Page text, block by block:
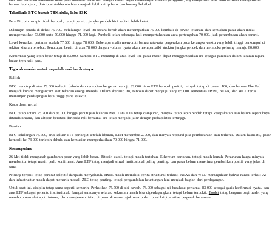
bahasa lebih jauh, distribusi stablecoin bisa menjadi lebih mirip bank dan kurang fleksibel.
Teknikal: BTC butuh 78K dulu, lalu 83K
Peta Bitcoin hampir tidak berubah, tetapi pemicu jangka pendek kini sedikit lebih ketat.
Dukungan berada di dekat 75.700. Kehilangan level itu secara bersih akan menempatkan 75.000 kembali di bawah tekanan, dan kemudian pasar akan mulai
memperhatikan 73.000 serta 70.000 hingga 71.000 lagi. Pembeli telah beberapa kali mempertahankan area pertengahan 70.000, jadi penembusan akan berarti.
Level kenaikan pertama adalah 77.500 hingga 78.000. Beberapa analis menyoroti bahwa rata-rata pergerakan pada kerangka waktu yang lebih tinggi berkumpul di
sekitar kisaran tersebut. Penutupan bersih di atas 78.000 dengan volume nyata akan memperbaiki struktur jangka pendek dan membuka peluang menuju 80.000.
Konfirmasi yang lebih besar tetap di 83.000. Sampai BTC menutup di atas level itu, pasar masih dapat menggambarkan ini sebagai pantulan dalam kisaran rapuh,
bukan tren naik baru.
Tiga skenario untuk sepuluh sesi berikutnya
Bullish
BTC menutup di atas 78.000 terlebih dahulu dan kemudian bergerak menuju 83.000. Arus ETF berubah positif, minyak tetap di bawah 100, dan bahasa The Fed
menjadi kurang mengancam saat tekanan energi mereda. Dalam skenario itu, Bitcoin dapat menguji ulang 85.000, sementara HYPE, NEAR, dan WLD terus
memimpin perdagangan beta tinggi yang selektif.
Kasus dasar netral
BTC tetap antara 75.700 dan 83.000 hingga penutupan bulanan Mei. Data ETF tetap campuran, minyak tetap lebih rendah tetapi kesepakatan Iran belum sepenuhnya
ditandatangani, dan altcoin berotasi daripada reli bersama. Ini tetap menjadi jalur dengan probabilitas tertinggi.
Bearish
BTC kehilangan 75.700, arus keluar ETF berlanjut setelah liburan, ETH menembus 2.000, dan minyak rebound jika pembicaraan Iran terhenti. Dalam kasus itu, pasar
kembali ke 73.000 terlebih dahulu dan kemudian memperhatikan 70.000 hingga 71.000.
Kesimpulan
26 Mei tidak mengubah gambaran pasar yang lebih besar. Bitcoin stabil, tetapi masih tertahan. Ethereum bertahan, tetapi masih lemah. Penurunan harga minyak
membantu, tetapi masih perlu konfirmasi. Arus ETF tetap menjadi sinyal institusional paling penting, dan pasar belum menerima pembalikan positif yang jelas di
sana.
Peluang terbaik tetap bersifat selektif daripada menyeluruh. HYPE masih memiliki cerita struktural terkuat. NEAR dan WLD menunjukkan bahwa narasi terkait AI
dan infrastruktur masih dapat menarik modal. ZEC tetap penting, tetapi pengambilan keuntungan kini menjadi bagian dari perdagangan.
Untuk saat ini, disiplin tetap sama seperti kemarin. Perhatikan 75.700 di sisi bawah, 78.000 sebagai uji breakout pertama, 83.000 sebagai garis konfirmasi nyata, dan
arus ETF sebagai penentu institusional. Sampai semuanya selaras, kekuatan masih bisa diperdagangkan, tetapi belum terbukti. Toobittetap berguna bagi trader yang
membutuhkan alat spot, futures, dan manajemen risiko di pasar di mana tajuk makro dan rotasi kripto-native bergerak bersamaan.